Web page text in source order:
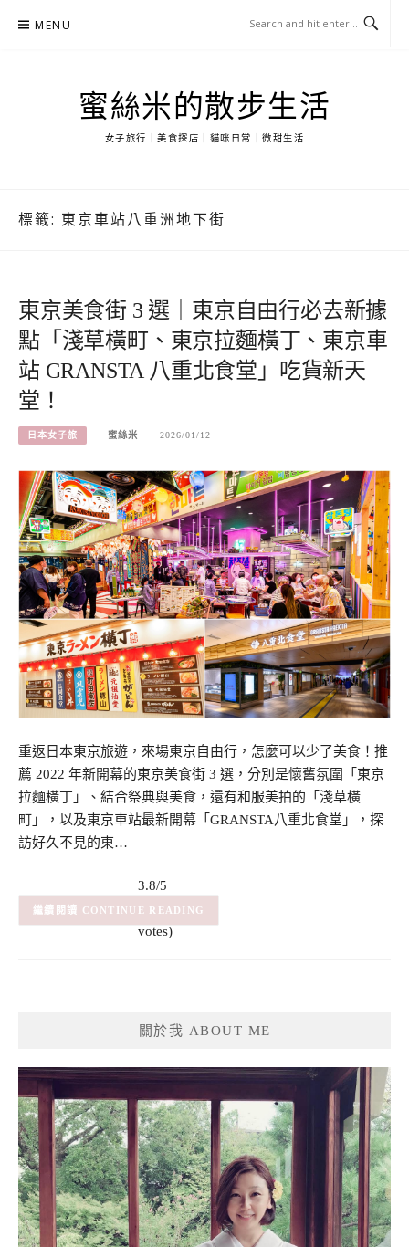
MENU
蜜絲米的散步生活
女子旅行｜美食探店｜貓咪日常｜微甜生活
標籤: 東京車站八重洲地下街
東京美食街 3 選｜東京自由行必去新據
點「淺草橫町、東京拉麵橫丁、東京車
站 GRANSTA 八重北食堂」吃貨新天
堂！
日本女子旅 蜜絲米 2026/01/12
重返日本東京旅遊，來場東京自由行，怎麼可以少了美食！推
薦 2022 年新開幕的東京美食街 3 選，分別是懷舊氛圍「東京
拉麵橫丁」、結合祭典與美食，還有和服美拍的「淺草橫
町」，以及東京車站最新開幕「GRANSTA八重北食堂」，探
訪好久不見的東…
3.8/5
– (6
votes)
(6) CONTINUE READING
關於我 ABOUT ME